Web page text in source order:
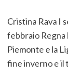
Cristina Rava I
febbraio Regna
Piemonte e la
fine inverno e il